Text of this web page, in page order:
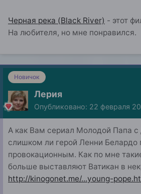
Черная река (Black River) - этот
На любителя, но мне понравился.
Новичок
Лерия
Опубликовано: 22 февраля
А как Вам сериал Молодой Папа
слишком ли герой Ленни Белардо
провокационным. Как по мне
больше выставляют Ватикан в
http://kinogonet.me/...young-